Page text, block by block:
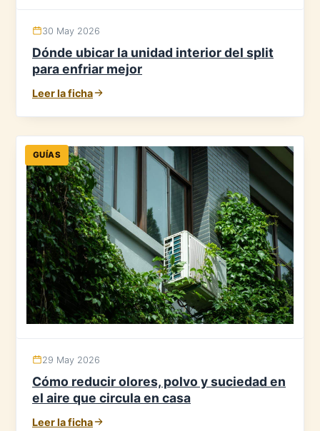
30 May 2026
Dónde ubicar la unidad interior del split
para enfriar mejor
Leer la ficha
GUÍAS
29 May 2026
Cómo reducir olores, polvo y suciedad en
el aire que circula en casa
Leer la ficha